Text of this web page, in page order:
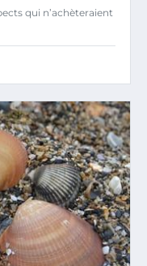
qui n’achèteraient